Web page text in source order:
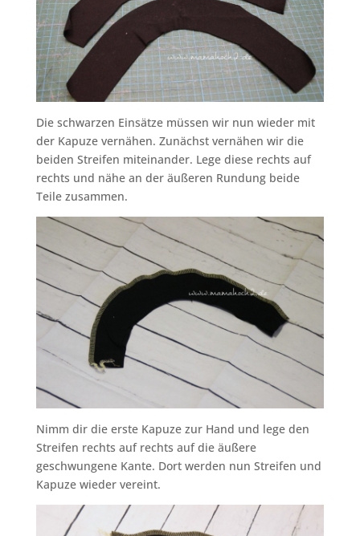
Die schwarzen Einsätze müssen wir nun wieder mit
der Kapuze vernähen. Zunächst vernähen wir die
beiden Streifen miteinander. Lege diese rechts auf
rechts und nähe an der äußeren Rundung beide
Teile zusammen.
Nimm dir die erste Kapuze zur Hand und lege den
Streifen rechts auf rechts auf die äußere
geschwungene Kante. Dort werden nun Streifen und
Kapuze wieder vereint.